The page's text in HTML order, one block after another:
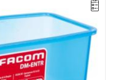
olejem.
wygodne oparcie kanistra i jego
olejem przekładniowym,